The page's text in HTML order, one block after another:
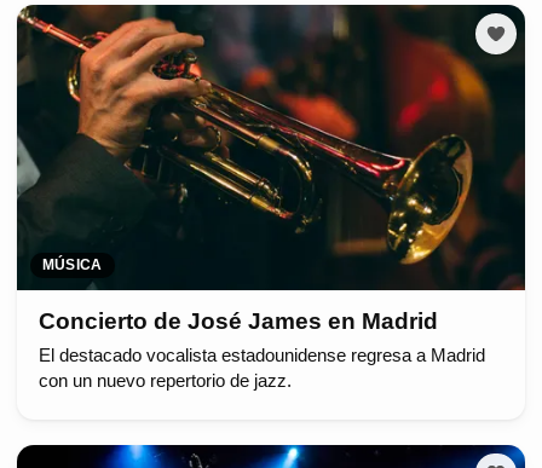
MÚSICA
Concierto de José James en Madrid
El destacado vocalista estadounidense regresa a Madrid
con un nuevo repertorio de jazz.